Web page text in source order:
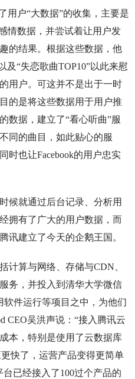
用户“大数据”的收集，主要是
情数据，并尝试着让用户发
的结果。根据这些数据，他
及“失恋歌曲TOP10”以此来慰
用户。可这并不是出于一时
的是将这些数据用于用户推
数据，建立了“看心听曲”服
同的曲目，如此贴心的服
时也让Facebook的用户忠实
候就通过后台记录、分析用
拥有了广大的用户数据，而
讯建立了今天的企鹅王国。
计算与网络、存储与CDN、
务，并投入到清华大学微信
软件运行等项目之中，为他们
CEO吴洪声说：“接入腾讯云
本，特别是使用了云数据库
快了，运营产品变得更简单
已经接入了100过个产品的